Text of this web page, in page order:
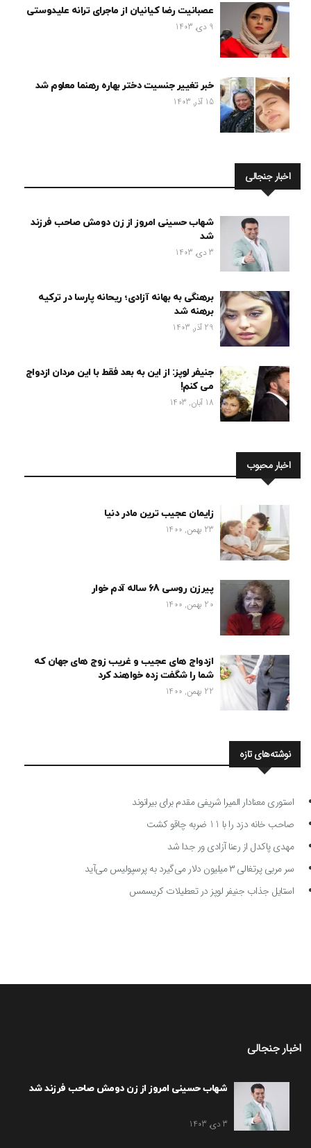
عصبانیت رضا کیانیان از ماجرای ترانه علیدوستی
9 دی, 1403
خبر تغییر جنسیت دختر بهاره رهنما معلوم شد
15 آذر, 1403
اخبار جنجالی
شهاب حسینی امروز از زن دومش صاحب فرزند
شد
3 دی, 1403
برهنگی به بهانه آزادی؛ ریحانه پارسا در ترکیه
برهنه شد
29 آذر, 1403
جنیفر لوپز: از این به بعد فقط با این مردان ازدواج
می کنم!
18 آبان, 1403
اخبار محبوب
زایمان عجیب ترین مادر دنیا
23 بهمن, 1400
پیرزن روسی 68 ساله آدم خوار
20 بهمن, 1400
ازدواج های عجیب و غریب زوج های جهان که
شما را شگفت زده خواهند کرد
22 بهمن, 1400
نوشته‌های تازه
استوری معنادار المیرا شریفی مقدم برای بیرانوند
صاحب خانه دزد را با 11 ضربه چاقو کشت
مهدی پاکدل از رعنا آزادی ور جدا شد
سر مربی پرتغالی ۳ میلیون دلار می‌گیرد به پرسپولیس می‌آید
استایل جذاب جنیفر لوپز در تعطیلات کریسمس
اخبار جنجالی
شهاب حسینی امروز از زن دومش صاحب فرزند شد
3 دی, 1403